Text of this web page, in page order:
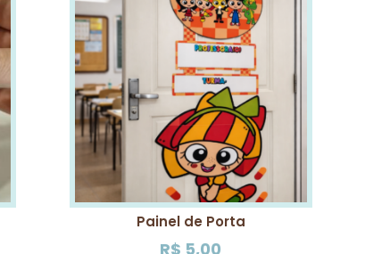
Painel de Porta
R$ 5,00